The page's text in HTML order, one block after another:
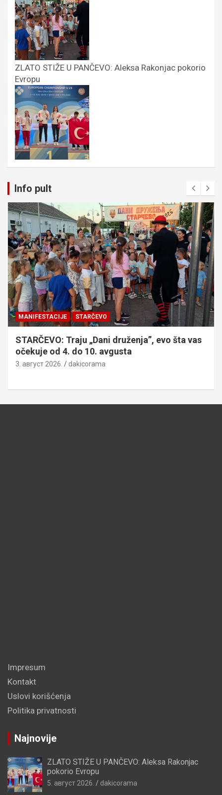
ZLATO STIŽE U PANČEVO: Aleksa Rakonjac pokorio
Evropu
Info pult
MANIFESTACIJE STARČEVO
STARČEVO: Traju „Dani druženja”, evo šta vas
očekuje od 4. do 10. avgusta
3. август 2026. dakicorama
Impresum
Kontakt
Uslovi korišćenja
Politika privatnosti
Najnovije
ZLATO STIŽE U PANČEVO: Aleksa Rakonjac
pokorio Evropu
5. август 2026. dakicorama